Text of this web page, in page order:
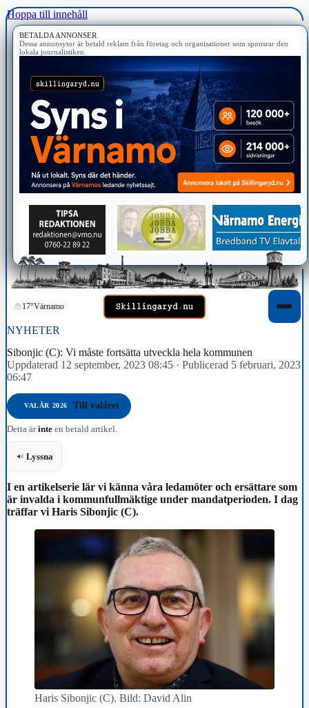
Hoppa till innehåll
BETALDA ANNONSER
Dessa annonsytor är betald reklam från företag och organisationer som sponsrar den
lokala journalistiken.
17°Värnamo
NYHETER
Sibonjic (C): Vi måste fortsätta utveckla hela kommunen
Uppdaterad 12 september, 2023 08:45 · Publicerad 5 februari, 2023
06:47
VALÅR 2026 Till valåret
Detta ärinte en betald artikel.
Lyssna
I en artikelserie lär vi känna våra ledamöter och ersättare som
är invalda i kommunfullmäktige under mandatperioden. I dag
träffar vi Haris Sibonjic (C).
Haris Sibonjic (C). Bild: David Alin